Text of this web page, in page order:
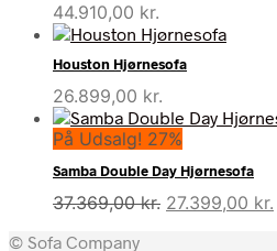
44.910,00 kr.
Houston Hjørnesofa
26.899,00 kr.
På Udsalg! 27%
Samba Double Day Hjørnesofa
37.369,00kr. Den
27.399,00 kr.
© Sofa Company